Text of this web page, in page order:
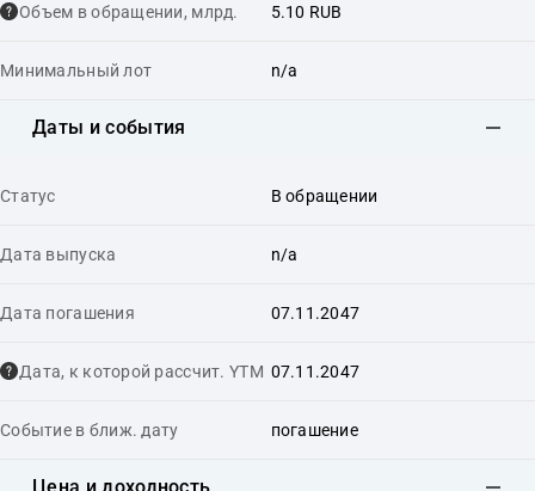
Объем в обращении, млрд. 5.10 RUB
Минимальный лот n/a
Даты и события
Статус В обращении
Дата выпуска n/a
Дата погашения 07.11.2047
Дата, к которой рассчит. YTM 07.11.2047
Событие в ближ. дату погашение